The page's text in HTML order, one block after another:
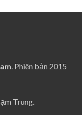
. Phiên bản 2015
Trung.